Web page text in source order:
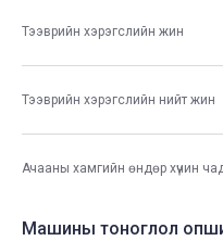
Тээврийн хэрэгслийн жин
Тээврийн хэрэгслийн нийт жин
Ачааны хамгийн өндөр хүчин
Машины тоноглол